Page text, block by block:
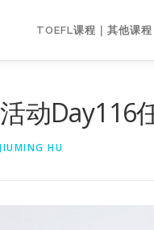
TOEFL课程｜其他课程
动Day116
JIUMING HU